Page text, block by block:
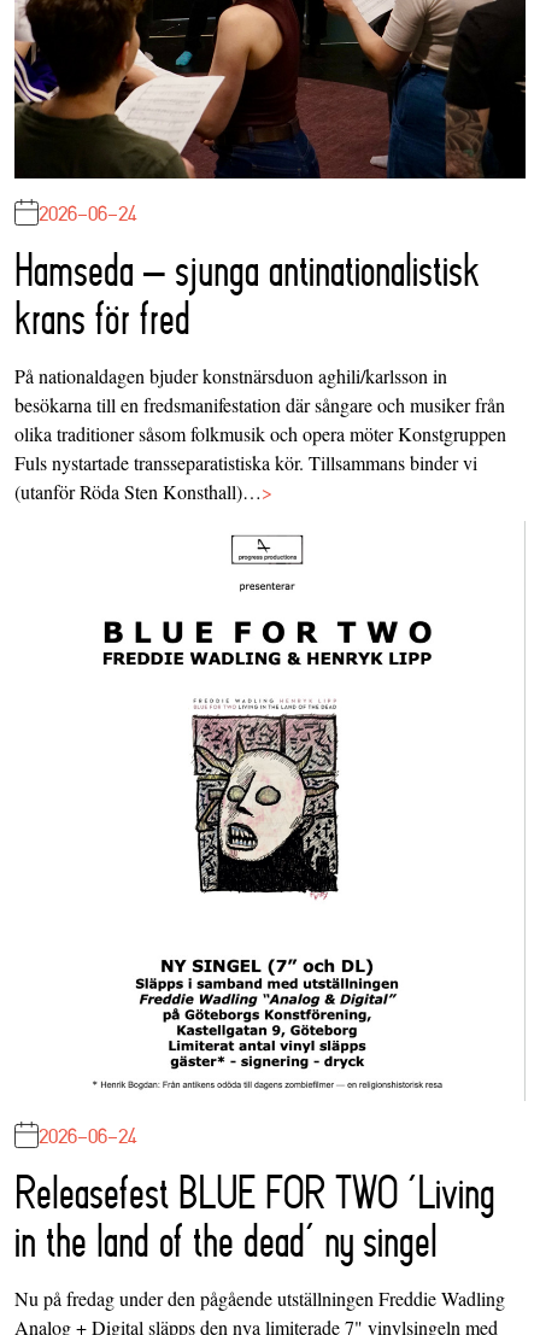
2026-06-24
Hamseda – sjunga antinationalistisk
krans för fred
På nationaldagen bjuder konstnärsduon aghili/karlsson in
besökarna till en fredsmanifestation där sångare och musiker från
olika traditioner såsom folkmusik och opera möter Konstgruppen
Fuls nystartade transseparatistiska kör. Tillsammans binder vi
(utanför Röda Sten Konsthall)…>
2026-06-24
Releasefest BLUE FOR TWO ‘Living
in the land of the dead’ ny singel
Nu på fredag under den pågående utställningen Freddie Wadling
Analog + Digital släpps den nya limiterade 7" vinylsingeln med